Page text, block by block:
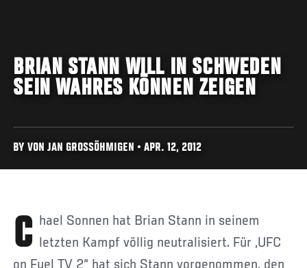
BRIAN STANN WILL IN SCHWEDEN
SEIN WAHRES KÖNNEN ZEIGEN
BY VON JAN GROSSÖHMIGEN • APR. 12, 2012
Chael Sonnen hat Brian Stann in seinem letzten Kampf völlig neutralisiert. Für „UFC